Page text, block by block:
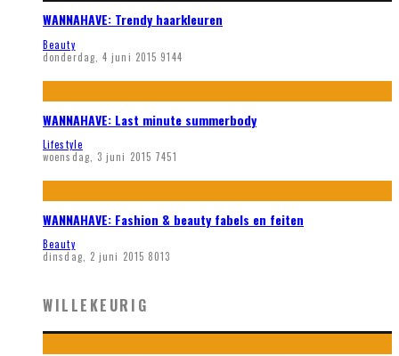
WANNAHAVE: Trendy haarkleuren
Beauty
donderdag, 4 juni 2015 9144
WANNAHAVE: Last minute summerbody
Lifestyle
woensdag, 3 juni 2015 7451
WANNAHAVE: Fashion & beauty fabels en feiten
Beauty
dinsdag, 2 juni 2015 8013
WILLEKEURIG